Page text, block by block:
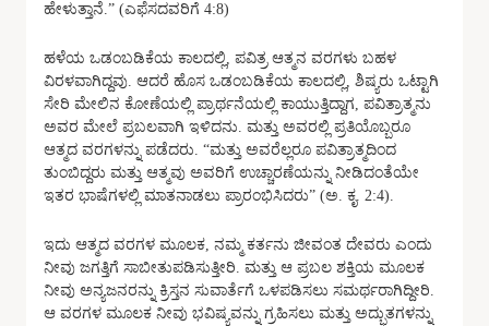
ಹೇಳುತ್ತಾನೆ.” (ಎಫೆಸದವರಿಗೆ 4:8)
ಹಳೆಯ ಒಡಂಬಡಿಕೆಯ ಕಾಲದಲ್ಲಿ, ಪವಿತ್ರ ಆತ್ಮನ ವರಗಳು ಬಹಳ
ವಿರಳವಾಗಿದ್ದವು. ಆದರೆ ಹೊಸ ಒಡಂಬಡಿಕೆಯ ಕಾಲದಲ್ಲಿ, ಶಿಷ್ಯರು ಒಟ್ಟಾಗಿ
ಸೇರಿ ಮೇಲಿನ ಕೋಣೆಯಲ್ಲಿ ಪ್ರಾರ್ಥನೆಯಲ್ಲಿ ಕಾಯುತ್ತಿದ್ದಾಗ, ಪವಿತ್ರಾತ್ಮನು
ಅವರ ಮೇಲೆ ಪ್ರಬಲವಾಗಿ ಇಳಿದನು. ಮತ್ತು ಅವರಲ್ಲಿ ಪ್ರತಿಯೊಬ್ಬರೂ
ಆತ್ಮದ ವರಗಳನ್ನು ಪಡೆದರು. “ಮತ್ತು ಅವರೆಲ್ಲರೂ ಪವಿತ್ರಾತ್ಮದಿಂದ
ತುಂಬಿದ್ದರು ಮತ್ತು ಆತ್ಮವು ಅವರಿಗೆ ಉಚ್ಚಾರಣೆಯನ್ನು ನೀಡಿದಂತೆಯೇ
ಇತರ ಭಾಷೆಗಳಲ್ಲಿ ಮಾತನಾಡಲು ಪ್ರಾರಂಭಿಸಿದರು” (ಅ. ಕೃ. 2:4).
ಇದು ಆತ್ಮದ ವರಗಳ ಮೂಲಕ, ನಮ್ಮ ಕರ್ತನು ಜೀವಂತ ದೇವರು ಎಂದು
ನೀವು ಜಗತ್ತಿಗೆ ಸಾಬೀತುಪಡಿಸುತ್ತೀರಿ. ಮತ್ತು ಆ ಪ್ರಬಲ ಶಕ್ತಿಯ ಮೂಲಕ
ನೀವು ಅನ್ಯಜನರನ್ನು ಕ್ರಿಸ್ತನ ಸುವಾರ್ತೆಗೆ ಒಳಪಡಿಸಲು ಸಮರ್ಥರಾಗಿದ್ದೀರಿ.
ಆ ವರಗಳ ಮೂಲಕ ನೀವು ಭವಿಷ್ಯವನ್ನು ಗ್ರಹಿಸಲು ಮತ್ತು ಅದ್ಭುತಗಳನ್ನು